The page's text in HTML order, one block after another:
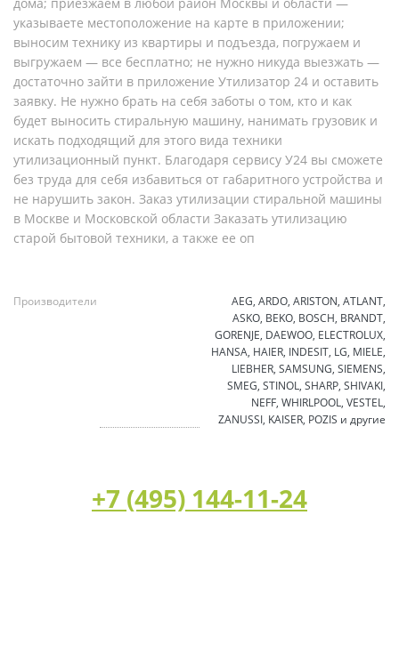
указываете местоположение на карте в приложении;
выносим технику из квартиры и подъезда, погружаем и
выгружаем — все бесплатно; не нужно никуда выезжать —
достаточно зайти в приложение Утилизатор 24 и оставить
заявку. Не нужно брать на себя заботы о том, кто и как
будет выносить стиральную машину, нанимать грузовик и
искать подходящий для этого вида техники
утилизационный пункт. Благодаря сервису У24 вы сможете
без труда для себя избавиться от габаритного устройства и
не нарушить закон. Заказ утилизации стиральной машины
в Москве и Московской области Заказать утилизацию
старой бытовой техники, а также ее оп
Производители
AEG, ARDO, ARISTON, ATLANT,
ASKO, BEKO, BOSCH, BRANDT,
GORENJE, DAEWOO, ELECTROLUX,
HANSA, HAIER, INDESIT, LG, MIELE,
LIEBHER, SAMSUNG, SIEMENS,
SMEG, STINOL, SHARP, SHIVAKI,
NEFF, WHIRLPOOL, VESTEL,
ZANUSSI, KAISER, POZIS и другие
+7 (495) 144-11-24